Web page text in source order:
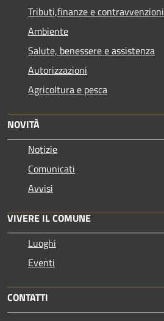
Tributi,finanze e contravvenzioni
Ambiente
Salute, benessere e assistenza
Autorizzazioni
Agricoltura e pesca
NOVITÀ
Notizie
Comunicati
Avvisi
VIVERE IL COMUNE
Luoghi
Eventi
CONTATTI